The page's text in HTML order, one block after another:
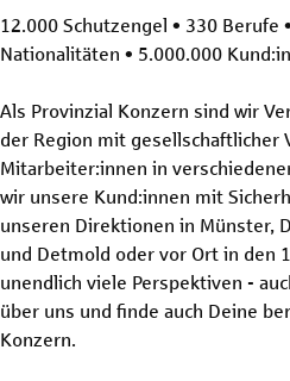
12.000 Schutzengel • 330 Berufe
Nationalitäten • 5.000.000
Als Provinzial Konzern sind wir
der Region mit gesellschaftlicher
Mitarbeiter:innen in
wir unsere Kund:innen mit
unseren Direktionen in Münster,
und Detmold oder vor Ort in den
unendlich viele Perspektiven -
über uns und finde auch Deine
Konzern.